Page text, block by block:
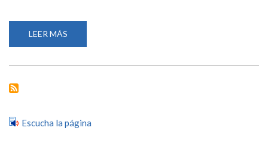
LEER MÁS
#PARAEMOJIS,
DE
Escucha la página